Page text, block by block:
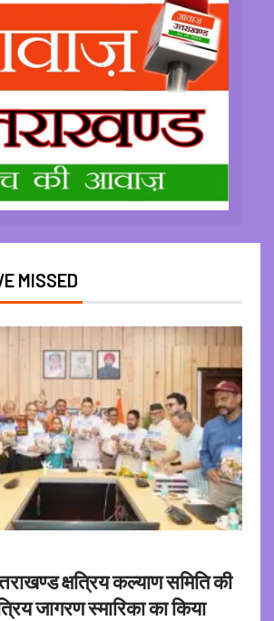
MISSED
क्षत्रिय कल्याण समिति की
जागरण स्मारिका का किया